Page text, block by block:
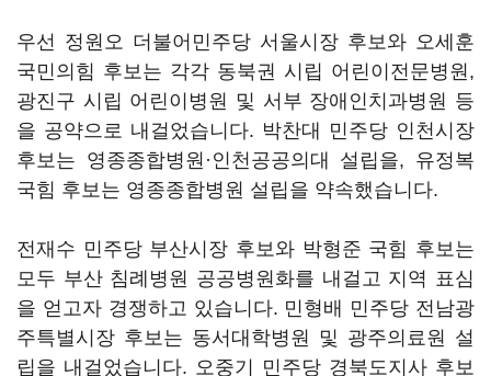
우선 정원오 더불어민주당 서울시장 후보와 오세훈
국민의힘 후보는 각각 동북권 시립 어린이전문병원,
광진구 시립 어린이병원 및 서부 장애인치과병원 등
을 공약으로 내걸었습니다. 박찬대 민주당 인천시장
후보는 영종종합병원·인천공공의대 설립을, 유정복
국힘 후보는 영종종합병원 설립을 약속했습니다.
전재수 민주당 부산시장 후보와 박형준 국힘 후보는
모두 부산 침례병원 공공병원화를 내걸고 지역 표심
을 얻고자 경쟁하고 있습니다. 민형배 민주당 전남광
주특별시장 후보는 동서대학병원 및 광주의료원 설
립을 내걸었습니다. 오중기 민주당 경북도지사 후보